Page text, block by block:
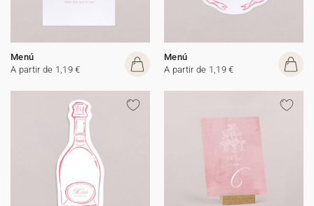
Menú
A partir de 1,19 €
Menú
A partir de 1,19 €